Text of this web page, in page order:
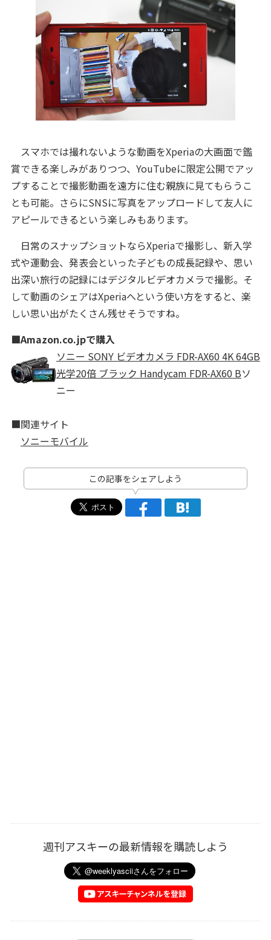
スマホでは撮れないような動画をXperiaの大画面で鑑
賞できる楽しみがありつつ、YouTubeに限定公開でアッ
プすることで撮影動画を遠方に住む親族に見てもらうこ
とも可能。さらにSNSに写真をアップロードして友人に
アピールできるという楽しみもあります。
日常のスナップショットならXperiaで撮影し、新入学
式や運動会、発表会といった子どもの成長記録や、思い
出深い旅行の記録にはデジタルビデオカメラで撮影。そ
して動画のシェアはXperiaへという使い方をすると、楽
しい思い出がたくさん残せそうですね。
■Amazon.co.jpで購入
ソニー SONY ビデオカメラ FDR-AX60 4K 64GB
光学20倍 ブラック Handycam FDR-AX60 Bソ
ニー
■関連サイト
ソニーモバイル
この記事をシェアしよう
週刊アスキーの最新情報を購読しよう